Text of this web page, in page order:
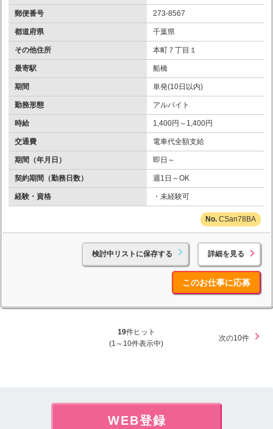
郵便番号 273-8567
都道府県 千葉県
その他住所 本町７丁目１
最寄駅 船橋
期間 単発(10日以内)
勤務形態 アルバイト
時給 1,400円～1,400円
交通費 電車代全額支給
期間（年月日） 即日～
契約期間（勤務日数） 週1日～OK
経験・資格 ・未経験可
CSan78BA
検討中リストに保存する 詳細を見る
このお仕事に応募
19件ヒット
(1～10件表示中)
次の10件
WEB登録